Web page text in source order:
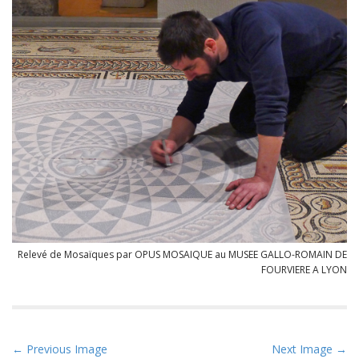
Relevé de Mosaïques par OPUS MOSAIQUE au MUSEE GALLO-ROMAIN DE
FOURVIERE A LYON
P
← Previous Image Next Image →